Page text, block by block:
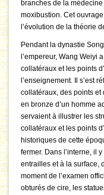
branches de la
moxibustion. Cet
l’évolution de la théorie
Pendant la dynastie
l’empereur, Wang Weiyi
collatéraux et les points
l’enseignement. Il s’est
collatéraux, des points et
en bronze d’un homme
servaient à illustrer les
collatéraux et les points
historiques de cette
fermer. Dans l’interne, il
entrailles et à la surface,
moment de l’examen
obturés de cire, les